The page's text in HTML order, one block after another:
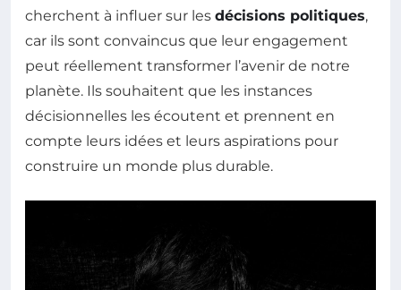
cherchent à influer sur les décisions politiques,
car ils sont convaincus que leur engagement
peut réellement transformer l’avenir de notre
planète. Ils souhaitent que les instances
décisionnelles les écoutent et prennent en
compte leurs idées et leurs aspirations pour
construire un monde plus durable.